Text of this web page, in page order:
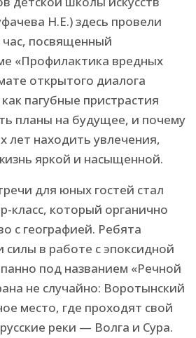
Н.Е.) здесь провели
посвященный
«Профилактика вредных
открытого диалога
пагубные пристрастия
планы на будущее, и почему
лет находить увлечения,
яркой и насыщенной.
для юных гостей стал
класс, который органично
с географией. Ребята
силы в работе с эпоксидной
под названием «Речной
не случайно: Воротынский
место, где проходят свой
реки — Волга и Сура.